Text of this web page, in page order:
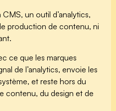
un outil d’analytics,
production de contenu, ni
ce que les marques
de l’analytics, envoie les
et reste hors du
contenu, du design et de